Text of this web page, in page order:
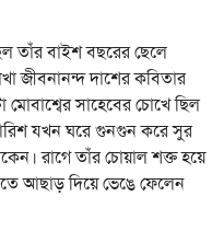
তাঁর বাইশ বছরের ছেলে
জীবনানন্দ দাশের কবিতার
মোবাশ্বের সাহেবের চোখে ছিল
যখন ঘরে গুনগুন করে সুর
রাগে তাঁর চোয়াল শক্ত হয়ে
আছাড় দিয়ে ভেঙে ফেলেন